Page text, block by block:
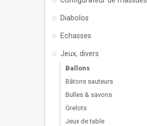
Diabolos
Echasses
Jeux, divers
Ballons
Bâtons sauteurs
Bulles & savons
Grelots
Jeux de table